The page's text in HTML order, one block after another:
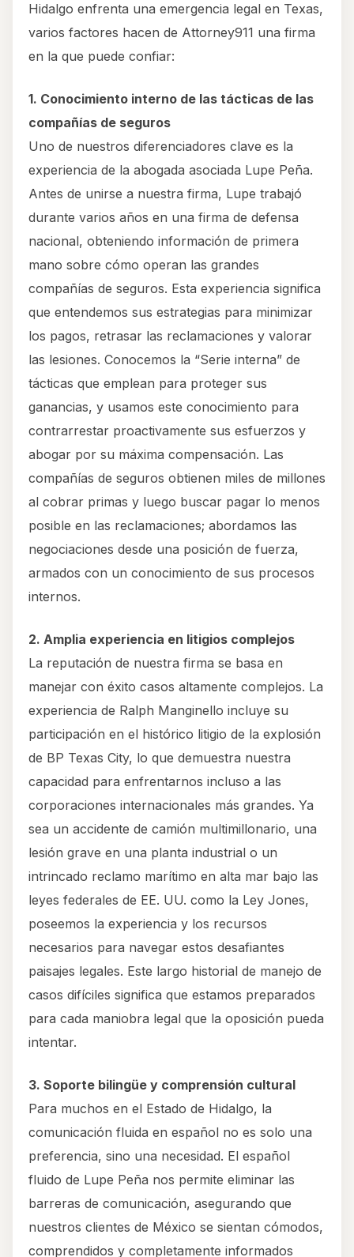
Hidalgo enfrenta una emergencia legal en Texas,
varios factores hacen de Attorney911 una firma
en la que puede confiar:
1. Conocimiento interno de las tácticas de las
compañías de seguros
Uno de nuestros diferenciadores clave es la
experiencia de la abogada asociada Lupe Peña.
Antes de unirse a nuestra firma, Lupe trabajó
durante varios años en una firma de defensa
nacional, obteniendo información de primera
mano sobre cómo operan las grandes
compañías de seguros. Esta experiencia significa
que entendemos sus estrategias para minimizar
los pagos, retrasar las reclamaciones y valorar
las lesiones. Conocemos la “Serie interna” de
tácticas que emplean para proteger sus
ganancias, y usamos este conocimiento para
contrarrestar proactivamente sus esfuerzos y
abogar por su máxima compensación. Las
compañías de seguros obtienen miles de millones
al cobrar primas y luego buscar pagar lo menos
posible en las reclamaciones; abordamos las
negociaciones desde una posición de fuerza,
armados con un conocimiento de sus procesos
internos.
2. Amplia experiencia en litigios complejos
La reputación de nuestra firma se basa en
manejar con éxito casos altamente complejos. La
experiencia de Ralph Manginello incluye su
participación en el histórico litigio de la explosión
de BP Texas City, lo que demuestra nuestra
capacidad para enfrentarnos incluso a las
corporaciones internacionales más grandes. Ya
sea un accidente de camión multimillonario, una
lesión grave en una planta industrial o un
intrincado reclamo marítimo en alta mar bajo las
leyes federales de EE. UU. como la Ley Jones,
poseemos la experiencia y los recursos
necesarios para navegar estos desafiantes
paisajes legales. Este largo historial de manejo de
casos difíciles significa que estamos preparados
para cada maniobra legal que la oposición pueda
intentar.
3. Soporte bilingüe y comprensión cultural
Para muchos en el Estado de Hidalgo, la
comunicación fluida en español no es solo una
preferencia, sino una necesidad. El español
fluido de Lupe Peña nos permite eliminar las
barreras de comunicación, asegurando que
nuestros clientes de México se sientan cómodos,
comprendidos y completamente informados